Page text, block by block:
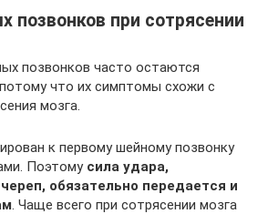
позвонков при сотрясении
позвонков часто остаются
что их симптомы схожи с
мозга.
к первому шейному позвонку
Поэтому сила удара,
обязательно передается и
. Чаще всего при сотрясении мозга